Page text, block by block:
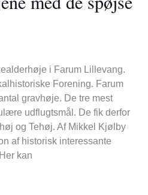
i Farum Lillevang.
Forening. Farum
gravhøje. De tre mest
udflugtsmål. De fik derfor
og Tehøj. Af Mikkel Kjølby
af historisk interessante
kan